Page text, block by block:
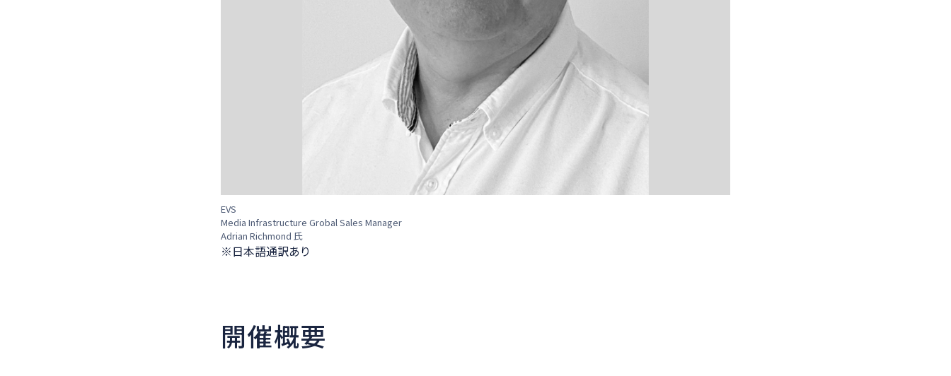
EVS
Media Infrastructure Grobal Sales Manager
Adrian Richmond 氏
※日本語通訳あり
開催概要